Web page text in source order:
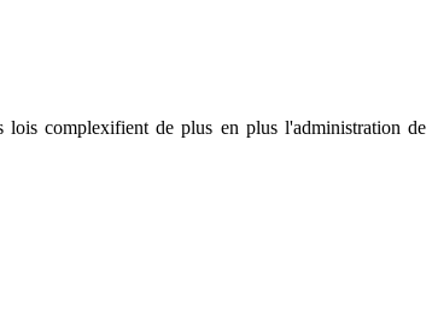
complexifient de plus en plus l'administration